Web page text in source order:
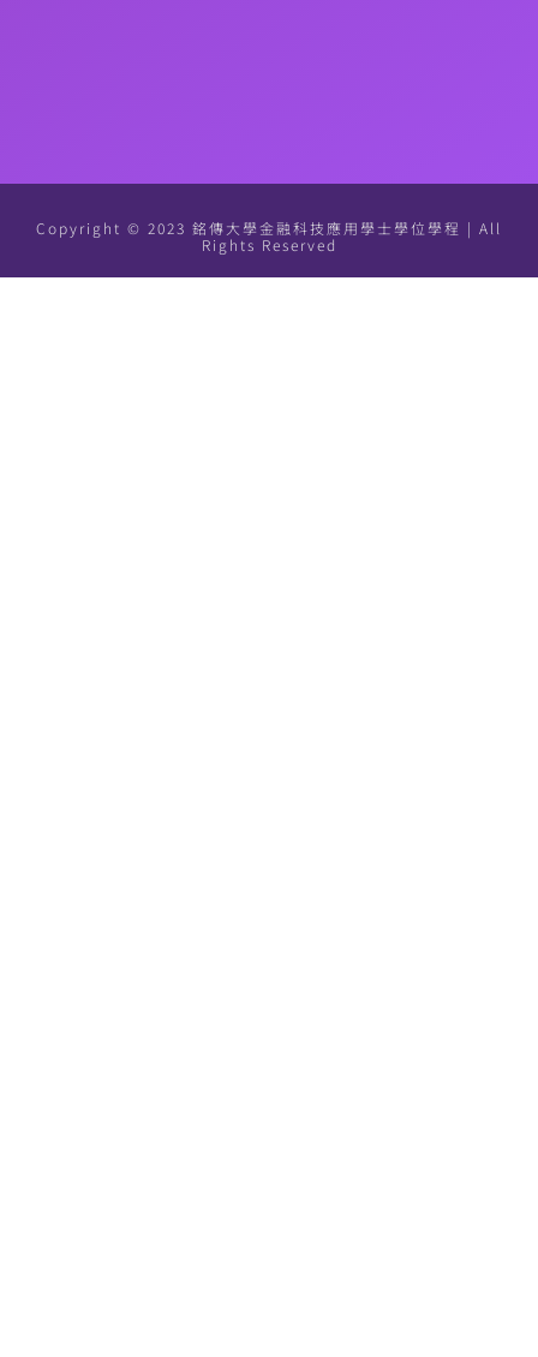
Copyright © 2023 銘傳大學金融科技應用學士學位學程 | All
Rights Reserved